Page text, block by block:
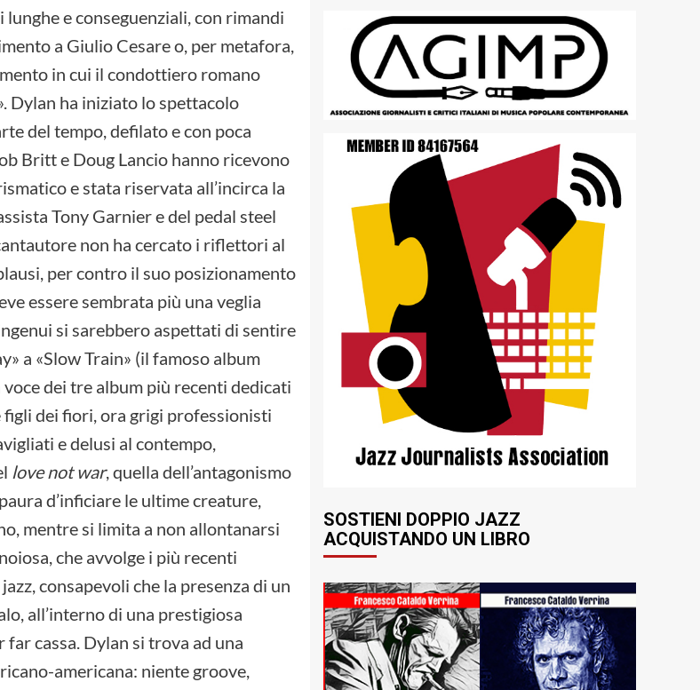
e conseguenziali, con rimandi
a Giulio Cesare o, per metafora,
in cui il condottiero romano
Dylan ha iniziato lo spettacolo
del tempo, defilato e con poca
Britt e Doug Lancio hanno ricevono
e stata riservata all’incirca la
Tony Garnier e del pedal steel
non ha cercato i riflettori al
per contro il suo posizionamento
essere sembrata più una veglia
si sarebbero aspettati di sentire
a «Slow Train» (il famoso album
dei tre album più recenti dedicati
dei fiori, ora grigi professionisti
e delusi al contempo,
love not war, quella dell’antagonismo
d’inficiare le ultime creature,
mentre si limita a non allontanarsi
che avvolge i più recenti
consapevoli che la presenza di un
all’interno di una prestigiosa
cassa. Dylan si trova ad una
americana: niente groove,
SOSTIENI DOPPIO JAZZ
ACQUISTANDO UN LIBRO